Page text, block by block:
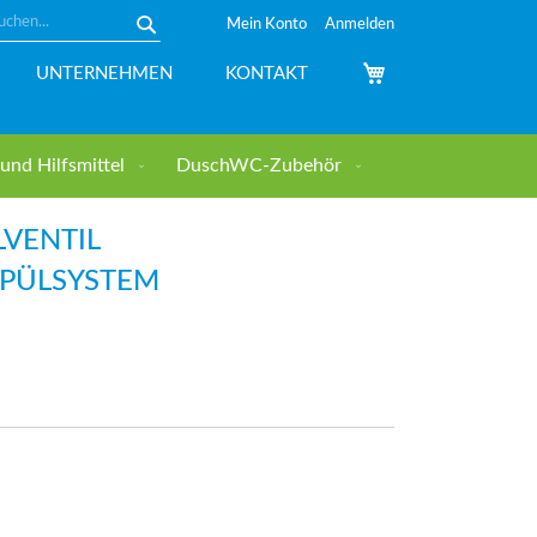
Mein Konto Anmelden
UNTERNEHMEN KONTAKT
Hilfsmittel DuschWC-Zubehör